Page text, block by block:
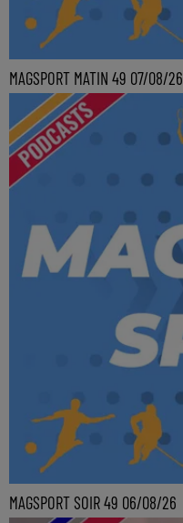
MAGSPORT MATIN 49 07/08/26
MAGSPORT SOIR 49 06/08/26